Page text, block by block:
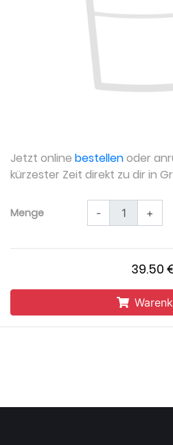
Jetzt online bestellenoder
kürzester Zeit direkt zu dir in
Menge - +
39.50